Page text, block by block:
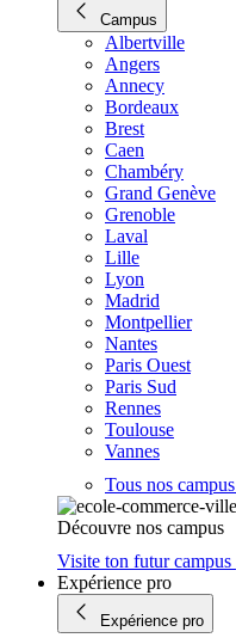
Campus
Albertville
Angers
Annecy
Bordeaux
Brest
Caen
Chambéry
Grand Genève
Grenoble
Laval
Lille
Lyon
Madrid
Montpellier
Nantes
Paris Ouest
Paris Sud
Rennes
Toulouse
Vannes
Tous nos campus
Découvre nos campus
Visite ton futur campus
Expérience pro
Expérience pro